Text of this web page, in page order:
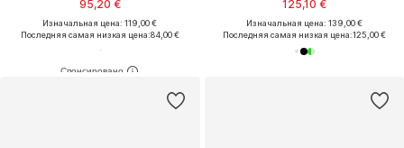
95,20 €
Изначальная цена: 119,00 €
Последняя самая низкая цена:84,00 €
125,10 €
Изначальная цена: 139,00 €
Последняя самая низкая цена:125,00 €